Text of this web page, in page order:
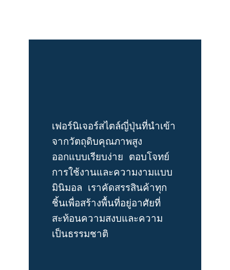
เฟอร์นิเจอร์สไตล์ญี่ปุ่นที่นำเข้า
จากวัตถุดิบคุณภาพสูง
ออกแบบเรียบง่าย ตอบโจทย์
การใช้งานและความงามแบบ
มินิมอล เราคัดสรรสินค้าทุก
ชิ้นเพื่อสร้างพื้นที่อยู่อาศัยที่
สะท้อนความสงบและความ
เป็นธรรมชาติ